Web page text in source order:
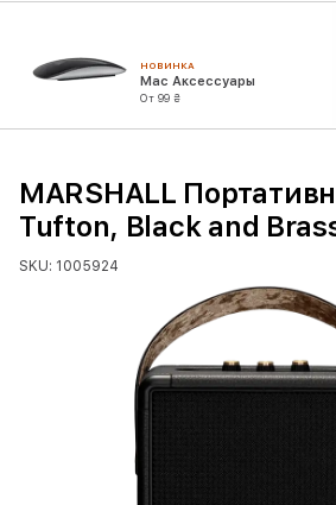
НОВИНКА
Mac Аксессуары
От 99 ₴
MARSHALL
Tufton, Black and
SKU: 1005924